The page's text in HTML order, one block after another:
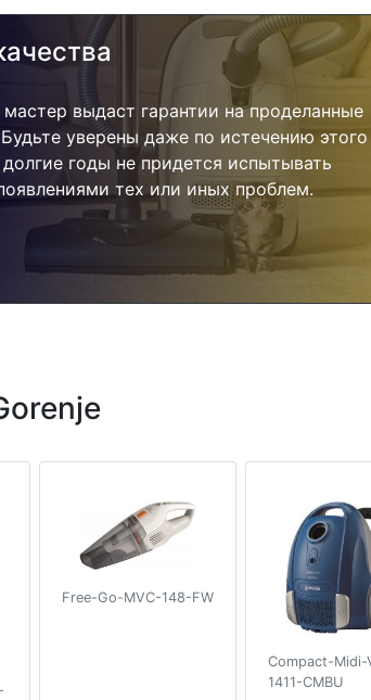
выдаст гарантии на проделанные
уверены даже по истечению этого
годы не придется испытывать
тех или иных проблем.
Free-Go-MVC-148-FW
Compact-Midi-
1411-CMBU